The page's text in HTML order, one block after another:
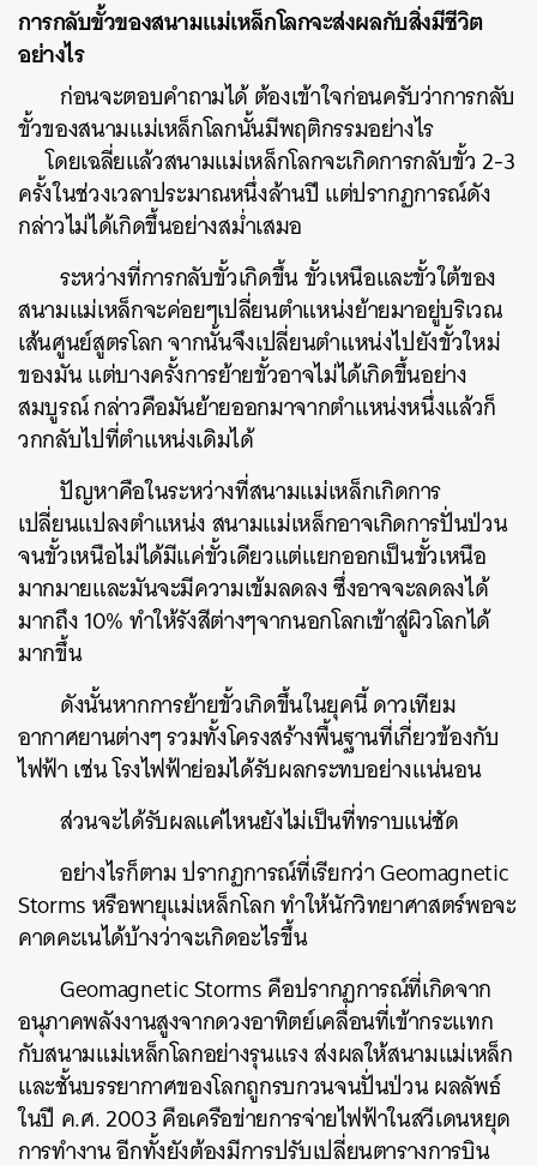
การกลับขั้วของสนามแม่เหล็กโลกจะส่งผลกับสิ่งมีชีวิต
อย่างไร
ก่อนจะตอบคำถามได้ ต้องเข้าใจก่อนครับว่าการกลับ
ขั้วของสนามแม่เหล็กโลกนั้นมีพฤติกรรมอย่างไร
​ โดยเฉลี่ยแล้วสนามแม่เหล็กโลกจะเกิดการกลับขั้ว 2-3
ครั้งในช่วงเวลาประมาณหนึ่งล้านปี แต่ปรากฏการณ์ดัง
กล่าวไม่ได้เกิดขึ้นอย่างสม่ำเสมอ
ระหว่างที่การกลับขั้วเกิดขึ้น ขั้วเหนือและขั้วใต้ของ
สนามแม่เหล็กจะค่อยๆเปลี่ยนตำแหน่งย้ายมาอยู่บริเวณ
เส้นศูนย์สูตรโลก จากนั้นจึงเปลี่ยนตำแหน่งไปยังขั้วใหม่
ของมัน แต่บางครั้งการย้ายขั้วอาจไม่ได้เกิดขึ้นอย่าง
สมบูรณ์ กล่าวคือมันย้ายออกมาจากตำแหน่งหนึ่งแล้วก็
วกกลับไปที่ตำแหน่งเดิมได้
ปัญหาคือในระหว่างที่สนามแม่เหล็กเกิดการ
เปลี่ยนแปลงตำแหน่ง สนามแม่เหล็กอาจเกิดการปั่นป่วน
จนขั้วเหนือไม่ได้มีแค่ขั้วเดียวแต่แยกออกเป็นขั้วเหนือ
มากมายและมันจะมีความเข้มลดลง ซึ่งอาจจะลดลงได้
มากถึง 10% ทำให้รังสีต่างๆจากนอกโลกเข้าสู่ผิวโลกได้
มากขึ้น
ดังนั้นหากการย้ายขั้วเกิดขึ้นในยุคนี้ ดาวเทียม
อากาศยานต่างๆ รวมทั้งโครงสร้างพื้นฐานที่เกี่ยวข้องกับ
ไฟฟ้า เช่น โรงไฟฟ้าย่อมได้รับผลกระทบอย่างแน่นอน
ส่วนจะได้รับผลแค่ไหนยังไม่เป็นที่ทราบแน่ชัด
อย่างไรก็ตาม ปรากฏการณ์ที่เรียกว่า Geomagnetic
Storms หรือพายุแม่เหล็กโลก ทำให้นักวิทยาศาสตร์พอจะ
คาดคะเนได้บ้างว่าจะเกิดอะไรขึ้น
Geomagnetic Storms คือปรากฏการณ์ที่เกิดจาก
อนุภาคพลังงานสูงจากดวงอาทิตย์เคลื่อนที่เข้ากระแทก
กับสนามแม่เหล็กโลกอย่างรุนแรง ส่งผลให้สนามแม่เหล็ก
และชั้นบรรยากาศของโลกถูกรบกวนจนปั่นป่วน ผลลัพธ์
ในปี ค.ศ. 2003 คือเครือข่ายการจ่ายไฟฟ้าในสวีเดนหยุด
การทำงาน อีกทั้งยังต้องมีการปรับเปลี่ยนตารางการบิน